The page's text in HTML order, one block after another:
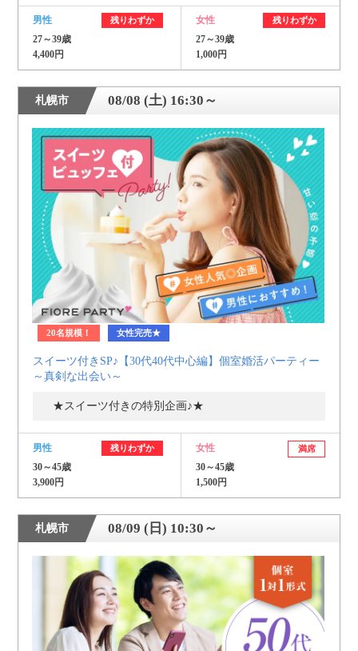
男性 残りわずか
27～39歳
4,400円
女性 残りわずか
27～39歳
1,000円
札幌市 08/08 (土) 16:30～
20名規模！ 女性完売★
スイーツ付きSP♪【30代40代中心編】個室婚活パーティー
～真剣な出会い～
★スイーツ付きの特別企画♪★
男性 残りわずか
30～45歳
3,900円
女性 満席
30～45歳
1,500円
札幌市 08/09 (日) 10:30～